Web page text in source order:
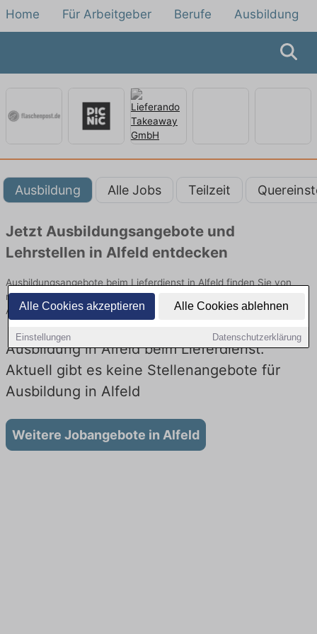
Alle Cookies akzeptieren Alle Cookies ablehnen
Einstellungen Datenschutzerklärung
Home Für Arbeitgeber Berufe Ausbildung
Ausbildung Alle Jobs Teilzeit
Jetzt Ausbildungsangebote und
Lehrstellen in Alfeld entdecken
Ausbildungsangebote beim Lieferdienst in Alfeld finden Sie von
namhaften Firmen. Entdecken Sie freie Optionen von Top-
Arbeitgebern und bewerben Sie sich noch heute.
Ausbildung in Alfeld beim Lieferdienst:
Aktuell gibt es keine Stellenangebote für
Ausbildung in Alfeld
Weitere Jobangebote in Alfeld